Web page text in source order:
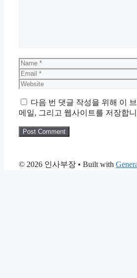
Name
다음 번 댓글 작성을 위해 이
메일, 그리고 웹사이트를 저장합
© 2026 인사부장 • Built with